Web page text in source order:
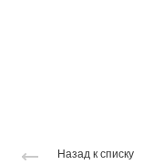
Назад к списку